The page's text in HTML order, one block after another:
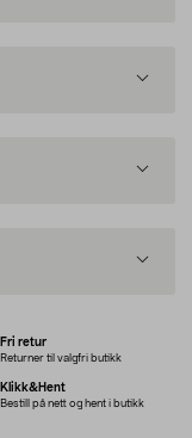
Fri retur
Returner til valgfri butikk
Klikk&Hent
Bestill på nett og hent i butikk